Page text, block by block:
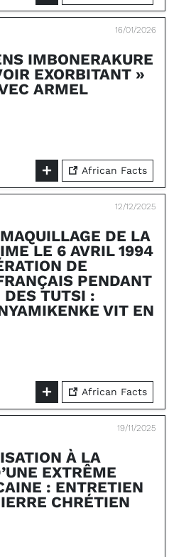
16/01/2026
IMBONERAKURE
EXORBITANT »
ARMEL
African Facts
12/12/2025
DE LA
LE 6 AVRIL 1994
DE
PENDANT
DES TUTSI :
VIT EN
African Facts
19/11/2025
À LA
EXTRÊME
: ENTRETIEN
CHRÉTIEN